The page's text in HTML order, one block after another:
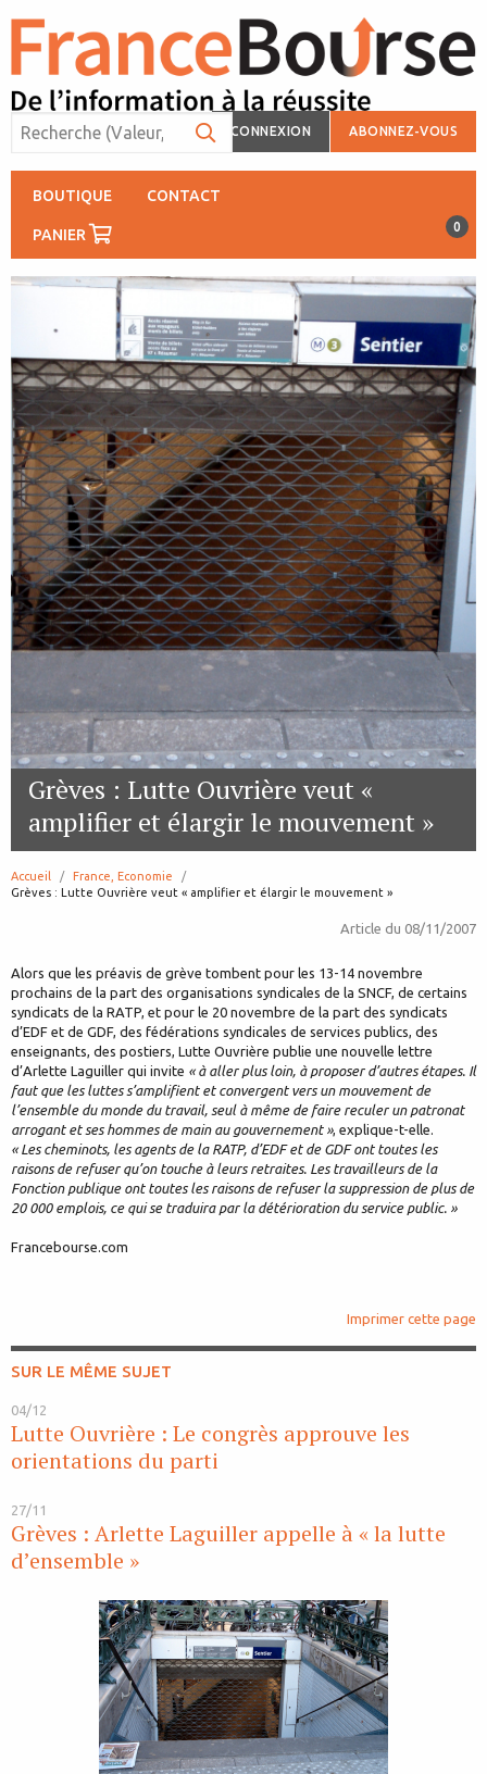
CONNEXION ABONNEZ-VOUS
BOUTIQUE CONTACT
PANIER 0
Grèves : Lutte Ouvrière veut «
amplifier et élargir le mouvement »
Accueil
France, Economie
page:
Grèves : Lutte Ouvrière veut « amplifier et élargir le mouvement »
Article du 08/11/2007
Alors que les préavis de grève tombent pour les 13-14 novembre
prochains de la part des organisations syndicales de la SNCF, de certains
syndicats de la RATP, et pour le 20 novembre de la part des syndicats
d’EDF et de GDF, des fédérations syndicales de services publics, des
enseignants, des postiers, Lutte Ouvrière publie une nouvelle lettre
d’Arlette Laguiller qui invite « à aller plus loin, à proposer d’autres étapes. Il
faut que les luttes s’amplifient et convergent vers un mouvement de
l’ensemble du monde du travail, seul à même de faire reculer un patronat
arrogant et ses hommes de main au gouvernement », explique-t-elle.
« Les cheminots, les agents de la RATP, d’EDF et de GDF ont toutes les
raisons de refuser qu’on touche à leurs retraites. Les travailleurs de la
Fonction publique ont toutes les raisons de refuser la suppression de plus de
20 000 emplois, ce qui se traduira par la détérioration du service public. »
Francebourse.com
Imprimer cette page
SUR LE MÊME SUJET
04/12
Lutte Ouvrière : Le congrès approuve les
orientations du parti
27/11
Grèves : Arlette Laguiller appelle à « la lutte
d’ensemble »